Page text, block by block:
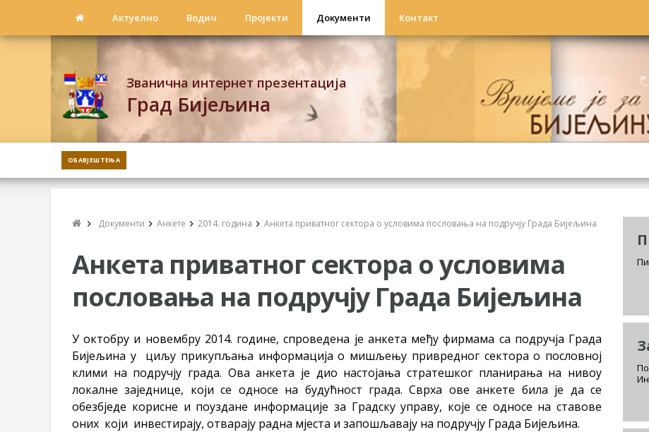
Актуелно Водич Пројекти Документи Контакт
Званична интернет презентација
Град Бијељина
ОБАВЈЕШТЕЊА
Документи Анкете 2014. година Анкета приватног сектора о условима пословања на подручју Града Бијељина
Анкета приватног сектора о условима
пословања на подручју Града Бијељина
У октобру и новембру 2014. године, спроведена је анкета међу фирмама са подручја Града
Бијељина у циљу прикупљања информација о мишљењу привредног сектора о пословној
клими на подручју града. Ова анкета је дио настојања стратешког планирања на нивоу
локалне заједнице, који се односе на будућност града. Сврха ове анкете била је да се
обезбједе корисне и поуздане информације за Градску управу, које се односе на ставове
оних који инвестирају, отварају радна мјеста и запошљавају на подручју Града Бијељина.